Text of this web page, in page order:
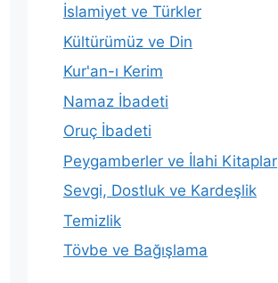
İslamiyet ve Türkler
Kültürümüz ve Din
Kur'an-ı Kerim
Namaz İbadeti
Oruç İbadeti
Peygamberler ve İlahi Kitaplar
Sevgi, Dostluk ve Kardeşlik
Temizlik
Tövbe ve Bağışlama